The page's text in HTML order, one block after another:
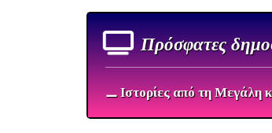
Πρόσφατες
⚊ Ιστορίες από τη Μεγάλη